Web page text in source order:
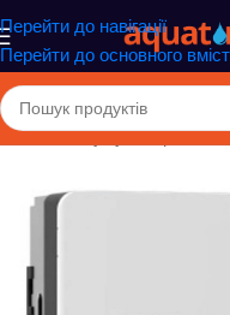
Перейти до навігації
Перейти до основного
Головна/Акумулятори,